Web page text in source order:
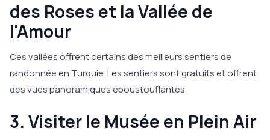
des Roses et la Vallée de
l'Amour
Ces vallées offrent certains des meilleurs sentiers de
randonnée en Turquie. Les sentiers sont gratuits et offrent
des vues panoramiques époustouflantes.
3. Visiter le Musée en Plein Air